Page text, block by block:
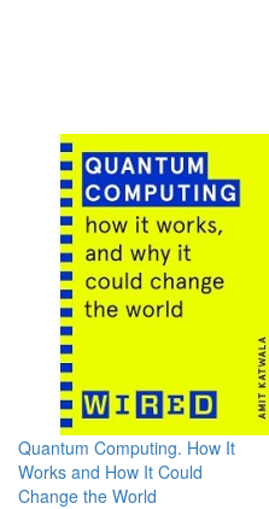
Quantum Computing. How It
Works and How It Could
Change the World